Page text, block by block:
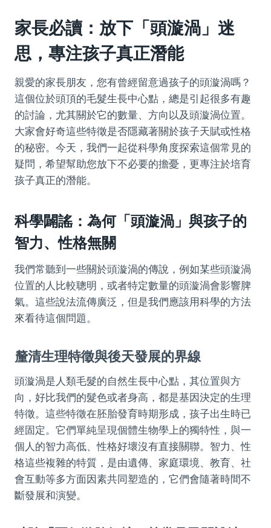
家長必讀：放下「頭漩渦」迷
思，專注孩子真正潛能
親愛的家長朋友，您有曾經留意過孩子的頭漩渦嗎？
這個位於頭頂的毛髮生長中心點，總是引起很多有趣
的討論，尤其關於它的數量、方向以及頭漩渦位置。
大家會好奇這些特徵是否隱藏著關於孩子天賦或性格
的秘密。今天，我們一起從科學角度探索這個常見的
疑問，希望幫助您放下不必要的擔憂，更專注於培育
孩子真正的潛能。
科學闢謠：為何「頭漩渦」與孩子的
智力、性格無關
我們常聽到一些關於頭漩渦的傳說，例如某些頭漩渦
位置的人比較聰明，或者特定數量的頭漩渦會影響脾
氣。這些說法流傳廣泛，但是我們應該用科學的方法
來看待這個問題。
釐清生理特徵與後天發展的界線
頭漩渦是人類毛髮的自然生長中心點，其位置與方
向，好比我們的髮色或者身高，都是基因決定的生理
特徵。這些特徵在胚胎發育時期形成，孩子出生時已
經固定。它們單純呈現個體生物學上的獨特性，與一
個人的智力高低、性格好壞沒有直接關聯。智力、性
格這些複雜的特質，是由遺傳、家庭環境、教育、社
會互動等多方面因素共同塑造的，它們會隨著時間不
斷發展和演變。